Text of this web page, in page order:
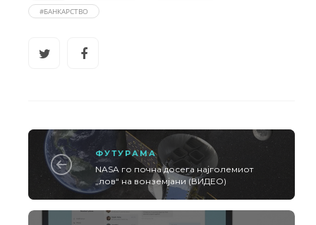
#БАНКАРСТВО
ФУТУРАМА
NASA го почна досега најголемиот
„лов“ на вонземјани (ВИДЕО)